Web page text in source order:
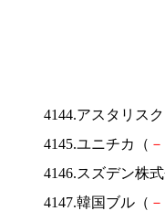
4144.アスタリス
4145.ユニチカ（ －
4146.スズデン株
4147.韓国ブル（ －